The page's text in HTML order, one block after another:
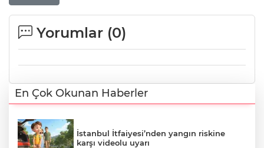
Yorumlar (0)
En Çok Okunan Haberler
İstanbul İtfaiyesi’nden yangın riskine
karşı videolu uyarı